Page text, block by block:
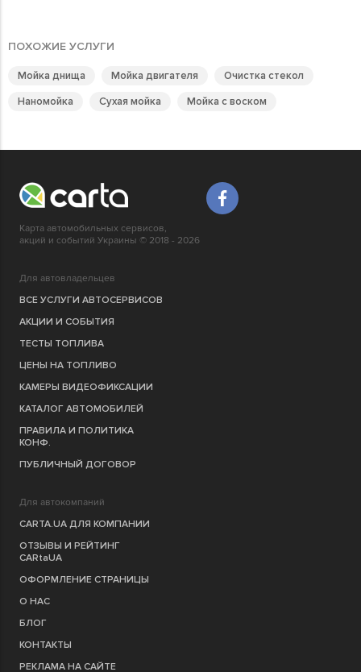
ПОХОЖИЕ УСЛУГИ
Мойка днища Мойка двигателя
Очистка стекол
Наномойка
Сухая мойка Мойка с воском
Карта автомобильных сервисов,
акций и событий Украины © 2018 - 2026
Для автовладельцев
ВСЕ УСЛУГИ АВТОСЕРВИСОВ
АКЦИИ И СОБЫТИЯ
ТЕСТЫ ТОПЛИВА
ЦЕНЫ НА ТОПЛИВО
КАМЕРЫ ВИДЕОФИКСАЦИИ
КАТАЛОГ АВТОМОБИЛЕЙ
ПРАВИЛА И ПОЛИТИКА
КОНФ.
ПУБЛИЧНЫЙ ДОГОВОР
Для автокомпаний
CARTA.UA ДЛЯ КОМПАНИИ
ОТЗЫВЫ И РЕЙТИНГ
CARtaUA
ОФОРМЛЕНИЕ СТРАНИЦЫ
О НАС
БЛОГ
КОНТАКТЫ
РЕКЛАМА НА САЙТЕ